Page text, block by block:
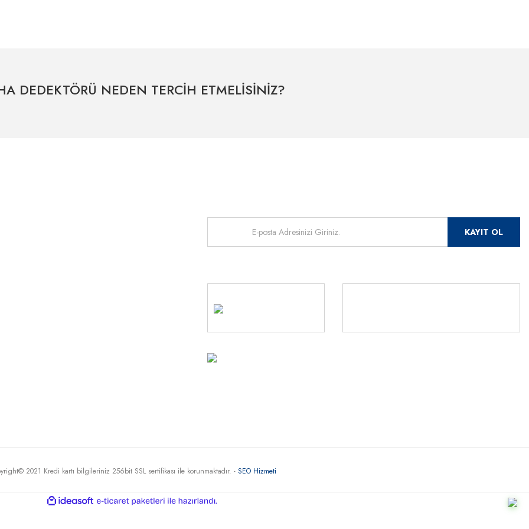
DEDEKTÖRÜ NEDEN TERCİH ETMELİSİNİZ?
KAYIT OL
2021 Kredi kartı bilgileriniz 256bit SSL sertifikası ile korunmaktadır. - SEO Hizmeti
ideasoft
e-